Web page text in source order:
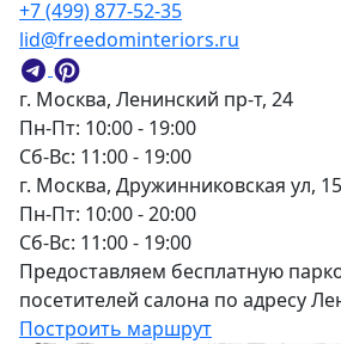
г. Москва, Ленинский пр-т, 24
Пн-Пт: 10:00 - 19:00
Сб-Вс: 11:00 - 19:00
г. Москва, Дружинниковская ул,
Пн-Пт: 10:00 - 20:00
Сб-Вс: 11:00 - 19:00
Предоставляем бесплатную
посетителей салона по адресу
Построить маршрут
+7 (499) 877-52-35
lid@freedominteriors.ru